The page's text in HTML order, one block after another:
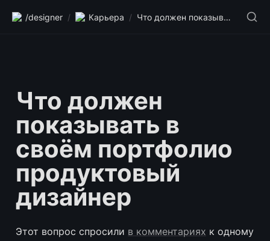
/designer / Карьера / Что должен показывать в своём портфолио продуктовый дизайнер
Что должен
показывать в
своём портфолио
продуктовый
дизайнер
Этот вопрос спросили в комментариях к одному